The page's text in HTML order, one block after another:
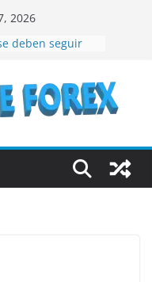
2026
deben seguir
la
de IBM en el
Estado
a seguir si se
bolsa